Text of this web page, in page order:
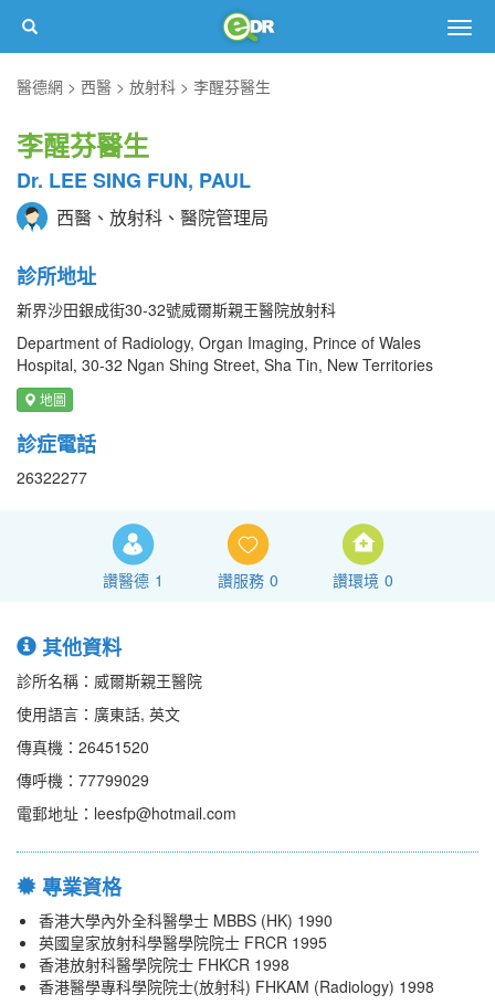
醫德網
西醫 放射科 李醒芬醫生
李醒芬醫生
Dr. LEE SING FUN, PAUL
西醫、放射科、醫院管理局
診所地址
新界沙田銀成街30-32號威爾斯親王醫院放射科
Department of Radiology, Organ Imaging, Prince of Wales
Hospital, 30-32 Ngan Shing Street, Sha Tin, New Territories
地圖
診症電話
26322277
讚醫德 1 讚服務 0 讚環境 0
其他資料
診所名稱：威爾斯親王醫院
使用語言：廣東話, 英文
傳真機：26451520
傳呼機：77799029
電郵地址：leesfp@hotmail.com
專業資格
香港大學內外全科醫學士 MBBS (HK) 1990
英國皇家放射科學醫學院院士 FRCR 1995
香港放射科醫學院院士 FHKCR 1998
香港醫學專科學院院士(放射科) FHKAM (Radiology) 1998